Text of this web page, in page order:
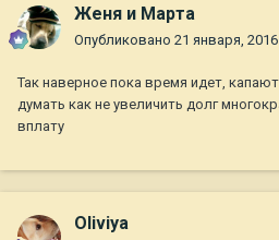
Женя и Марта
Опубликовано 21 января, 2016
Так наверное пока время идет,
думать как не увеличить долг
вплату
Oliviya